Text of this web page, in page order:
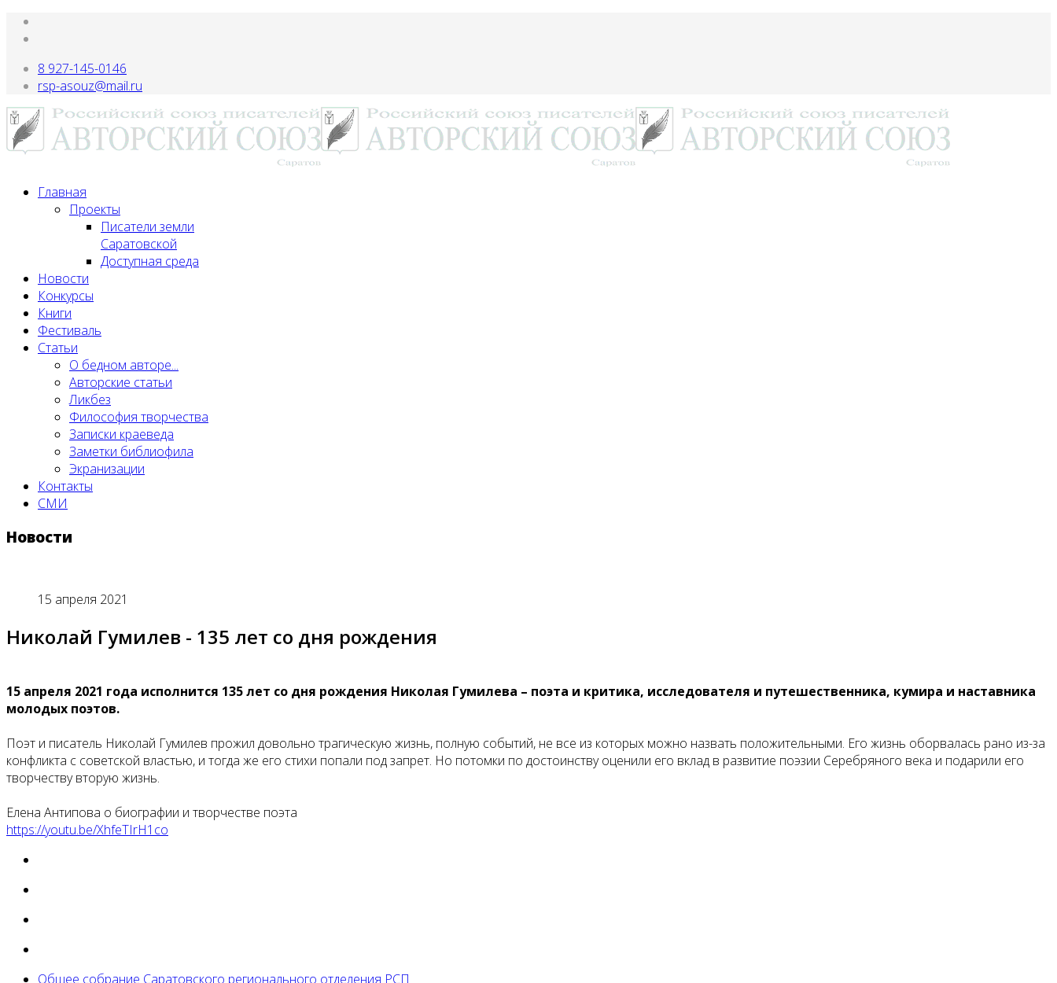
8 927-145-0146
rsp-asouz@mail.ru
Главная
Проекты
Писатели земли
Саратовской
Доступная среда
Новости
Конкурсы
Книги
Фестиваль
Статьи
О бедном авторе...
Авторские статьи
Ликбез
Философия творчества
Записки краеведа
Заметки библиофила
Экранизации
Контакты
СМИ
Новости
15 апреля 2021
Николай Гумилев - 135 лет со дня рождения
15 апреля 2021 года исполнится 135 лет со дня рождения Николая Гумилева – поэта и критика, исследователя и путешественника, кумира и наставника
молодых поэтов.
Поэт и писатель Николай Гумилев прожил довольно трагическую жизнь, полную событий, не все из которых можно назвать положительными. Его жизнь оборвалась рано из-за
конфликта с советской властью, и тогда же его стихи попали под запрет. Но потомки по достоинству оценили его вклад в развитие поэзии Серебряного века и подарили его
творчеству вторую жизнь.
Елена Антипова о биографии и творчестве поэта
https://youtu.be/XhfeTIrH1co
Общее собрание Саратовского регионального отделения РСП